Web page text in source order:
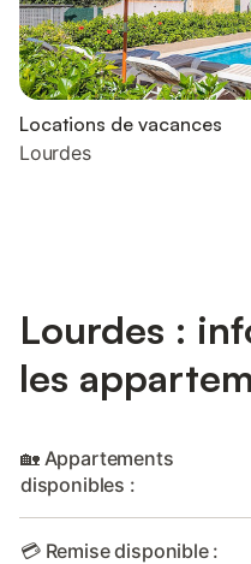
Locations de vacances
Lourdes
Lourdes :
les
🏡 Appartements
disponibles :
💳 Remise disponible :